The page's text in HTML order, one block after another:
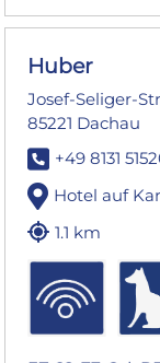
Huber
Josef-Seliger-
85221 Dachau
+49 8131
Hotel auf
1.1 km